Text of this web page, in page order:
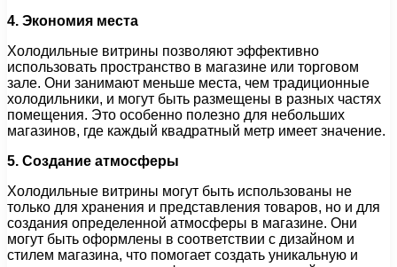
4. Экономия места
Холодильные витрины позволяют эффективно
использовать пространство в магазине или торговом
зале. Они занимают меньше места, чем традиционные
холодильники, и могут быть размещены в разных частях
помещения. Это особенно полезно для небольших
магазинов, где каждый квадратный метр имеет значение.
5. Создание атмосферы
Холодильные витрины могут быть использованы не
только для хранения и представления товаров, но и для
создания определенной атмосферы в магазине. Они
могут быть оформлены в соответствии с дизайном и
стилем магазина, что помогает создать уникальную и